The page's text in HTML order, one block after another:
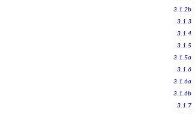
3.1.2b
3.1.3
3.1.4
3.1.5
3.1.5a
3.1.6
3.1.6a
3.1.6b
3.1.7